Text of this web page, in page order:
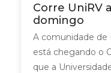
Corre UniRV
domingo
A comunidade de
está chegando o
que a